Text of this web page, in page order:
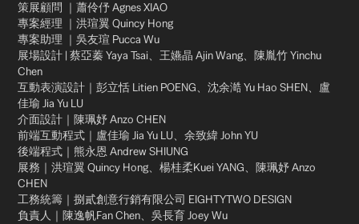
策展顧問 ｜蕭伶伃 Agnes XIAO​
專案經理 ｜洪瑄翼 Quincy Hong​
專案助理 ｜吳友瑄 Pucca Wu​
展場設計 | 蔡亞蓁 Yaya Tsai、王嬿晶 Ajin Wang、陳胤竹 Yinchu
Chen​
互動表演設計｜彭立恬 Litien POENG、沈余澔 Yu Hao SHEN、盧
佳瑜 Jia Yu LU​
介面設計｜陳珮妤 Anzo CHEN​
前端互動程式｜盧佳瑜 Jia Yu LU、余致緯 John YU​
後端程式｜熊永恩 Andrew SHIUNG​
展務｜洪瑄翼 Quincy Hong、楊桂柔Kuei YANG、陳珮妤 Anzo
CHEN​
工務統籌｜捌貳創意行銷有限公司 EIGHTYTWO DESIGN​
負責人｜陳逸帆Fan Chen、吳長育 Joey Wu​